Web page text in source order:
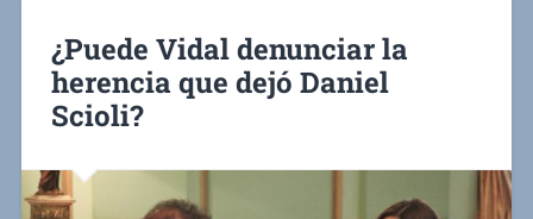
¿Puede Vidal denunciar la
herencia que dejó Daniel
Scioli?